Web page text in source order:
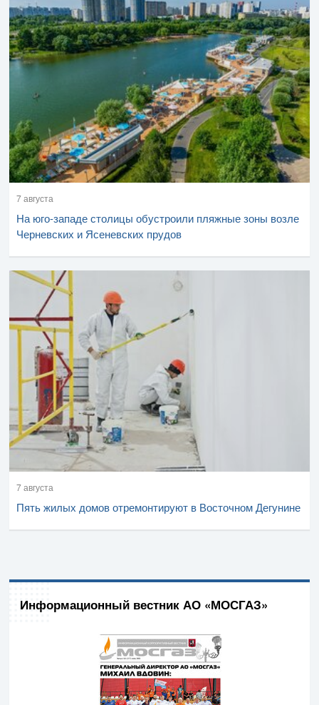
7 августа
На юго-западе столицы обустроили пляжные зоны возле
Черневских и Ясеневских прудов
7 августа
Пять жилых домов отремонтируют в Восточном Дегунине
Информационный вестник АО «МОСГАЗ»